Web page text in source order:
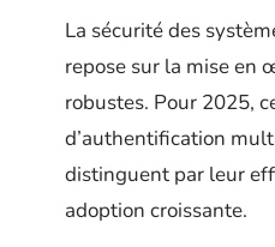
La sécurité des
repose sur la mise en
robustes. Pour 2025,
d’authentification
distinguent par leur
adoption croissante.